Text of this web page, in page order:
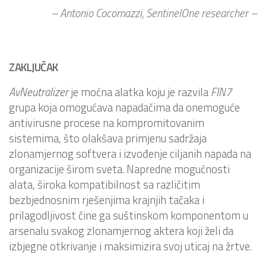
– Antonio Cocomazzi, SentinelOne researcher –
ZAKLJUČAK
AvNeutralizerje moćna alatka koju je razvilaFIN7
grupa koja omogućava napadačima da onemoguće
antivirusne procese na kompromitovanim
sistemima, što olakšava primjenu sadržaja
zlonamjernog softvera i izvođenje ciljanih napada na
organizacije širom sveta. Napredne mogućnosti
alata, široka kompatibilnost sa različitim
bezbjednosnim rješenjima krajnjih tačaka i
prilagodljivost čine ga suštinskom komponentom u
arsenalu svakog zlonamjernog aktera koji želi da
izbjegne otkrivanje i maksimizira svoj uticaj na žrtve.